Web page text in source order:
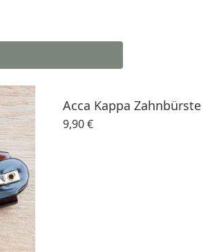
Acca Kappa Zahnbürste
9,90 €